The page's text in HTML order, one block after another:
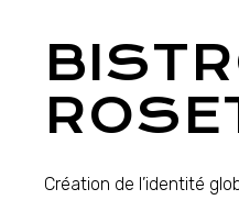
Création de l’identité